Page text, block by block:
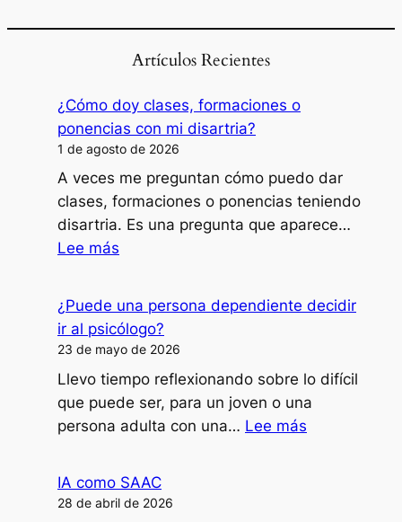
Artículos Recientes
¿Cómo doy clases, formaciones o
ponencias con mi disartria?
1 de agosto de 2026
A veces me preguntan cómo puedo dar
clases, formaciones o ponencias teniendo
disartria. Es una pregunta que aparece…
Lee más
clases,
formaciones
ponencias
con
mi
¿Puede una persona dependiente decidir
ir al psicólogo?
23 de mayo de 2026
Llevo tiempo reflexionando sobre lo difícil
que puede ser, para un joven o una
persona adulta con una… Lee más
IA como SAAC
28 de abril de 2026